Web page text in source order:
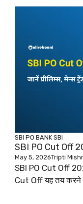
SBI PO BANK SBI
SBI PO Cut Off
May 5, 2026Tripti
SBI PO Cut Off
Cut Off यह तय करने में